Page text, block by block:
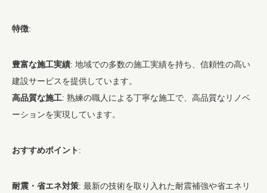
特徴:
豊富な施工実績: 地域での多数の施工実績を持ち、信頼性の高い
建設サービスを提供しています。
高品質な施工: 熟練の職人による丁寧な施工で、高品質なリノベ
ーションを実現しています。
おすすめポイント:
耐震・省エネ対策: 最新の技術を取り入れた耐震補強や省エネリ